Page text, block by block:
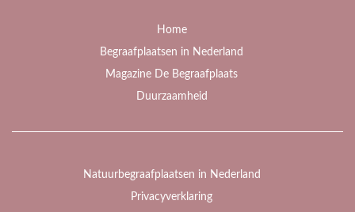
Home
Begraafplaatsen in Nederland
Magazine De Begraafplaats
Duurzaamheid
Natuurbegraafplaatsen in Nederland
Privacyverklaring